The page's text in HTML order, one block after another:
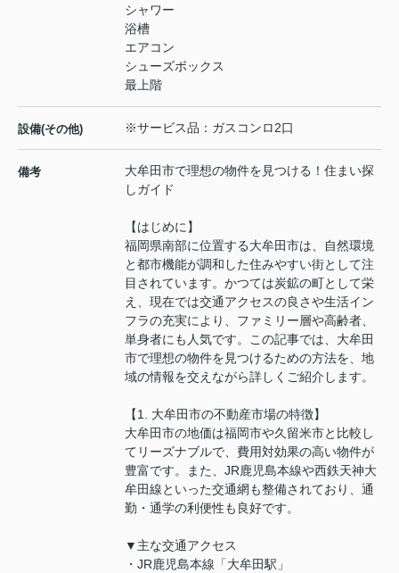
シャワー
浴槽
エアコン
シューズボックス
最上階
設備(その他) ※サービス品：ガスコンロ2口
備考
大牟田市で理想の物件を見つける！住まい探
しガイド
【はじめに】
福岡県南部に位置する大牟田市は、自然環境
と都市機能が調和した住みやすい街として注
目されています。かつては炭鉱の町として栄
え、現在では交通アクセスの良さや生活イン
フラの充実により、ファミリー層や高齢者、
単身者にも人気です。この記事では、大牟田
市で理想の物件を見つけるための方法を、地
域の情報を交えながら詳しくご紹介します。
【1. 大牟田市の不動産市場の特徴】
大牟田市の地価は福岡市や久留米市と比較し
てリーズナブルで、費用対効果の高い物件が
豊富です。また、JR鹿児島本線や西鉄天神大
牟田線といった交通網も整備されており、通
勤・通学の利便性も良好です。
▼主な交通アクセス
・JR鹿児島本線「大牟田駅」